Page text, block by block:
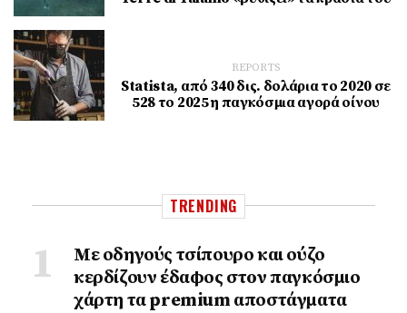
REPORTS
Statista, από 340 δις. δολάρια το 2020 σε
528 το 2025 η παγκόσμια αγορά οίνου
TRENDING
Με οδηγούς τσίπουρο και ούζο
κερδίζουν έδαφος στoν παγκόσμιο
χάρτη τα premium αποστάγματα